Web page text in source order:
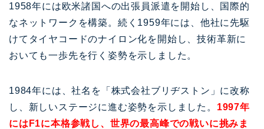
1958年には欧米諸国への出張員派遣を開始し、国際的
なネットワークを構築。続く1959年には、他社に先駆
けてタイヤコードのナイロン化を開始し、技術革新に
おいても一歩先を行く姿勢を示しました。
1984年には、社名を「株式会社ブリヂストン」に改称
し、新しいステージに進む姿勢を示しました。 1997年
にはF1に本格参戦し、世界の最高峰での戦いに挑みま